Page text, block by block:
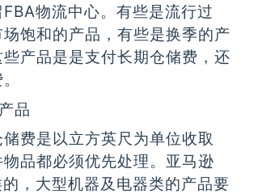
物流中心。有些是流行过
饱和的产品，有些是换季的产
产品是是支付长期仓储费，还
品
费是以立方英尺为单位收取
品都必须优先处理。亚马逊
，大型机器及电器类的产品要